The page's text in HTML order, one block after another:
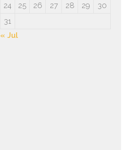
24
25 26 27 28 29
30
31
« Jul